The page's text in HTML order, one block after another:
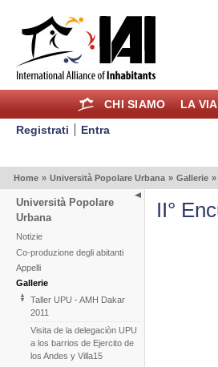
CHI SIAMO LA
Registrati Entra
Home » Università Popolare Urbana » Gallerie »
Università Popolare
Urbana
Notizie
Co-produzione degli abitanti
Appelli
Gallerie
Taller UPU - AMH Dakar
2011
Visita de la delegaciòn UPU
a los barrios de Ejercito de
los Andes y Villa15
II°